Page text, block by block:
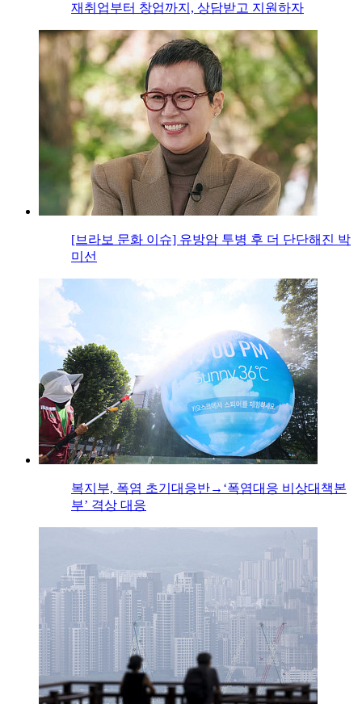
재취업부터 창업까지, 상담받고 지원하자
[브라보 문화 이슈] 유방암 투병 후 더 단단해진 박
미선
복지부, 폭염 초기대응반→‘폭염대응 비상대책본
부’ 격상 대응